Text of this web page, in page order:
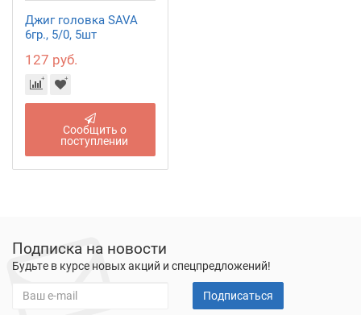
Джиг головка SAVA
6гр., 5/0, 5шт
127 руб.
Сообщить о
поступлении
Подписка на новости
Будьте в курсе новых акций и спецпредложений!
Подписаться